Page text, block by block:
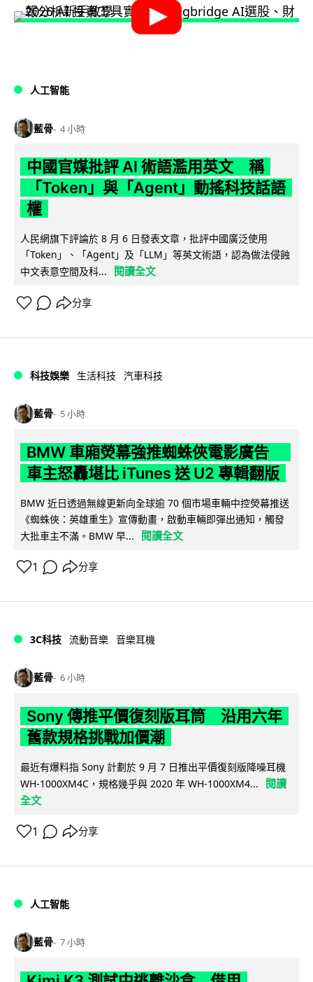
人工智能
藍骨 4 小時
中國官媒批評 AI 術語濫用英文 稱
「Token」與「Agent」動搖科技話語
權
人民網旗下評論於 8 月 6 日發表文章，批評中國廣泛使用
「Token」、「Agent」及「LLM」等英文術語，認為做法侵蝕
中文表意空間及科...
閱讀全文
分享
科技娛樂 生活科技 汽車科技
藍骨 5 小時
BMW 車廂熒幕強推蜘蛛俠電影廣告
車主怒轟堪比 iTunes 送 U2 專輯翻版
BMW 近日透過無線更新向全球逾 70 個市場車輛中控熒幕推送
《蜘蛛俠：英雄重生》宣傳動畫，啟動車輛即彈出通知，觸發
大批車主不滿。BMW 早...
閱讀全文
1 分享
3C科技 流動音樂 音樂耳機
藍骨 6 小時
Sony 傳推平價復刻版耳筒 沿用六年
舊款規格挑戰加價潮
最近有爆料指 Sony 計劃於 9 月 7 日推出平價復刻版降噪耳機
WH-1000XM4C，規格幾乎與 2020 年 WH-1000XM4...
閱讀
全文
1 分享
人工智能
藍骨 7 小時